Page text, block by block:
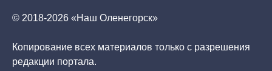
© 2018-2026 «Наш Оленегорск»
Копирование всех материалов только с разрешения
редакции портала.